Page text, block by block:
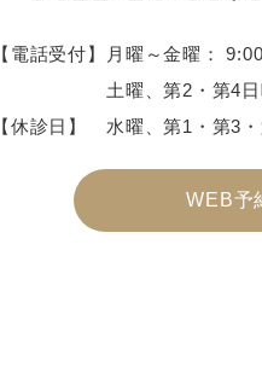
【電話受付】
月曜～金曜：
土曜、第2・第4
【休診日】
水曜、第1・第3
WEB予